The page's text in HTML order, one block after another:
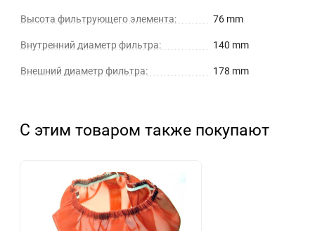
Высота фильтрующего элемента: 76 mm
Внутренний диаметр фильтра: 140 mm
Внешний диаметр фильтра: 178 mm
С этим товаром также покупают